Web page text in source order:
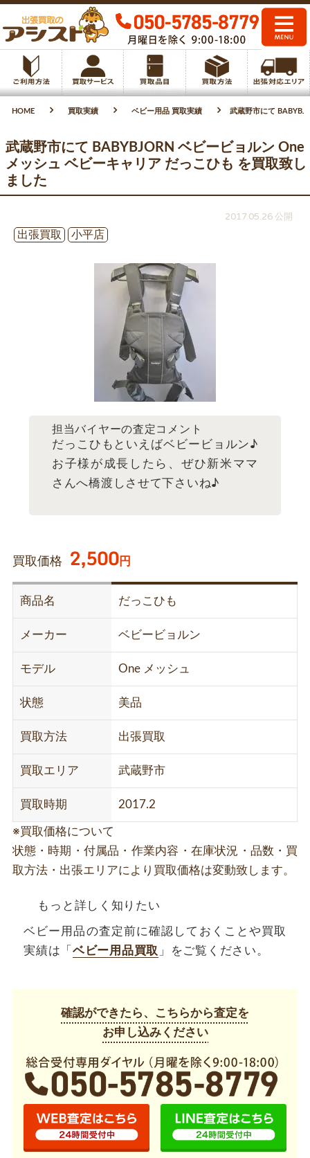
HOME 買取実績 ベビー用品 買取実績 武蔵野市にて
武蔵野市にて BABYBJORN ベビービョルン One
メッシュ ベビーキャリア だっこひも を買取致し
ました
2017.05.26 公開
出張買取
小平店
担当バイヤーの査定コメント
だっこひもといえばベビービョルン♪
お子様が成長したら、ぜひ新米ママ
さんへ橋渡しさせて下さいね♪
買取価格 2,500円
商品名 だっこひも
メーカー ベビービョルン
モデル One メッシュ
状態 美品
買取方法 出張買取
買取エリア 武蔵野市
買取時期 2017.2
※買取価格について
状態・時期・付属品・作業内容・在庫状況・品数・買
取方法・出張エリアにより買取価格は変動致します。
もっと詳しく知りたい
ベビー用品の査定前に確認しておくことや買取
実績は「 ベビー用品買取 」をご覧ください。
確認ができたら、こちらから査定を
お申し込みください